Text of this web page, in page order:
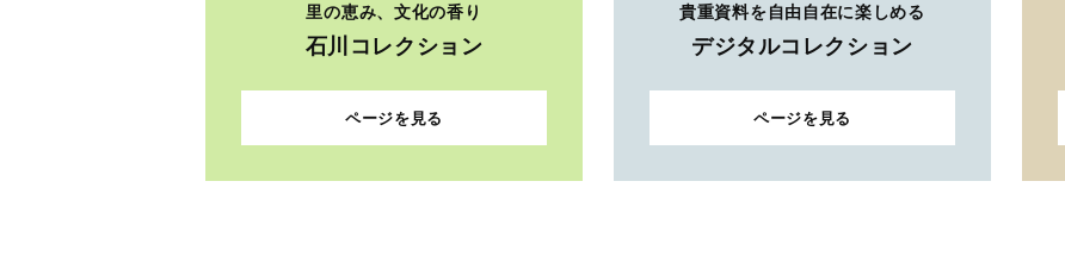
里の恵み、文化の香り
石川コレクション
ページを見る
貴重資料を自由自在に楽しめる
デジタルコレクション
ページを見る